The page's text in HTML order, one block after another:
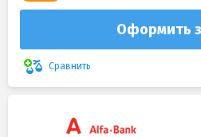
Оформить
Сравнить